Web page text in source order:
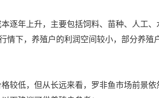
逐年上升，主要包括饲料、苗种、人工
情下，养殖户的利润空间较小，部分养殖
较低，但从长远来看，罗非鱼市场前景